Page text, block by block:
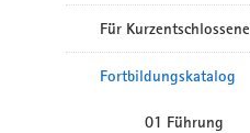
Für Kurzentschlossene
Fortbildungskatalog
01 Führung